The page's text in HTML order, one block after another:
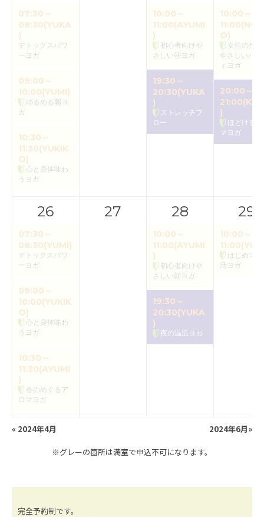
07:30～
08:30(YUKA
)
デトックスパワ
ーヨガ
09:00～
10:00(YUMI)
ゆるめる朝ヨ
ガ
10:30～
11:30(YUKIK
O)
心と身体味わ
うヨガ
10:00～
11:00(AYUMI
)
初心者向けや
さしい朝ヨガ
19:30～
20:30(YUKA
)
ストレッチフ
ロー
10:00～
O)
女性のた
やさしいバク
ィヨガ
20:00～
)
ほどける
マヨガ
26
07:30～
08:30(YUMI)
デトックスパワ
ーヨガ
09:00～
10:00(YUKIK
O)
心と身体味わ
うヨガ
10:30～
11:30(AYUMI
)
春のめぐるア
ロマヨガ
27 28
10:00～
11:00(AYUMI
)
初心者向けや
さしい朝ヨガ
19:30～
20:30(YUKA
)
夜の温活ヨガ
29
10:00～
はじめて
活ヨガ
« 2024年4月 2024年6月»
※グレーの箇所は満室で申込不可になります。
完全予約制です。